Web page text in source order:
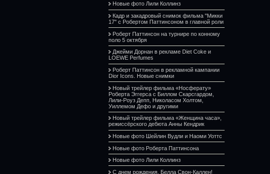
Новые фото Лили Коллинз
Кадр и закадровый снимок фильма "Микки
17" с Робертом Паттинсоном в главной роли
Роберт Паттинсон на турнире по конному
поло 5 октября
Джейми Дорнан в рекламе Diet Coke и
LOEWE Perfumes
Роберт Паттинсон в рекламной кампании
Dior Icons. Новые снимки
Новый трейлер фильма «Носферату»
Роберта Эггерса с Биллом Скарсгардом,
Лили-Роуз Депп, Николасом Холтом,
Уиллемом Дефо и другими
Новый трейлер фильма «Женщина часа»,
режиссёрского дебюта Анны Кендрик
Новые фото Шейлин Вудли и Наоми Уоттс
Новые фото Роберта Паттинсона
Новые фото Лили Коллинз
С днем рождения, Белла Свон-Каллен!